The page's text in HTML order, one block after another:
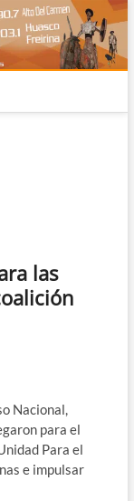
las
Nacional,
para el
Para el
e impulsar